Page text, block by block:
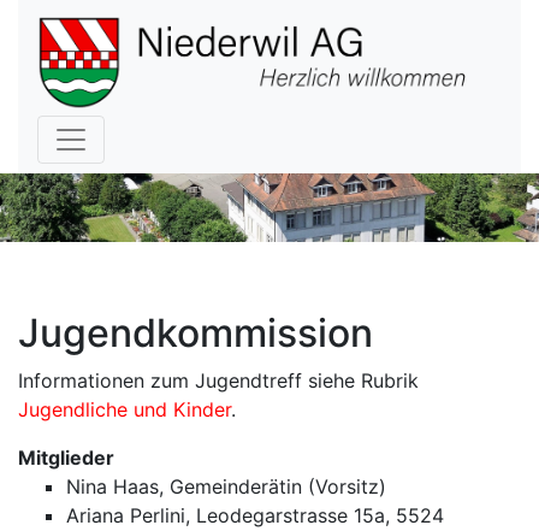
Hauptnavigation
Jugendkommission
Informationen zum Jugendtreff siehe Rubrik
Jugendliche und Kinder.
Mitglieder
Nina Haas, Gemeinderätin (Vorsitz)
Ariana Perlini, Leodegarstrasse 15a, 5524